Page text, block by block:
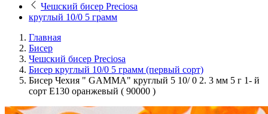
Чешский бисер Preciosa
круглый 10/0 5 грамм
Главная
Бисер
Чешский бисер Preciosa
Бисер круглый 10/0 5 грамм (первый сорт)
Бисер Чехия " GAMMA" круглый 5 10/ 0 2. 3 мм 5 г 1- й
сорт E130 оранжевый ( 90000 )